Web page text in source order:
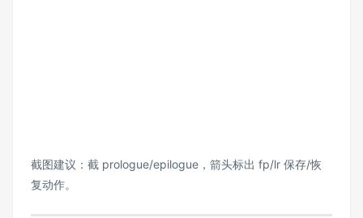
截图建议：截 prologue/epilogue，箭头标出 fp/lr 保存/恢
复动作。